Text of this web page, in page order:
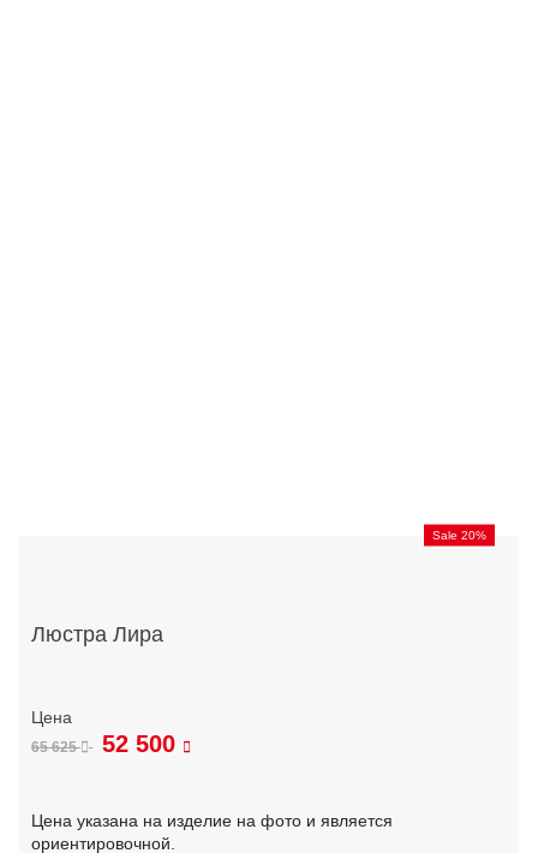
Sale 20%
Люстра Лира
65 625 52 500
Цена указана на изделие на фото и является
ориентировочной.